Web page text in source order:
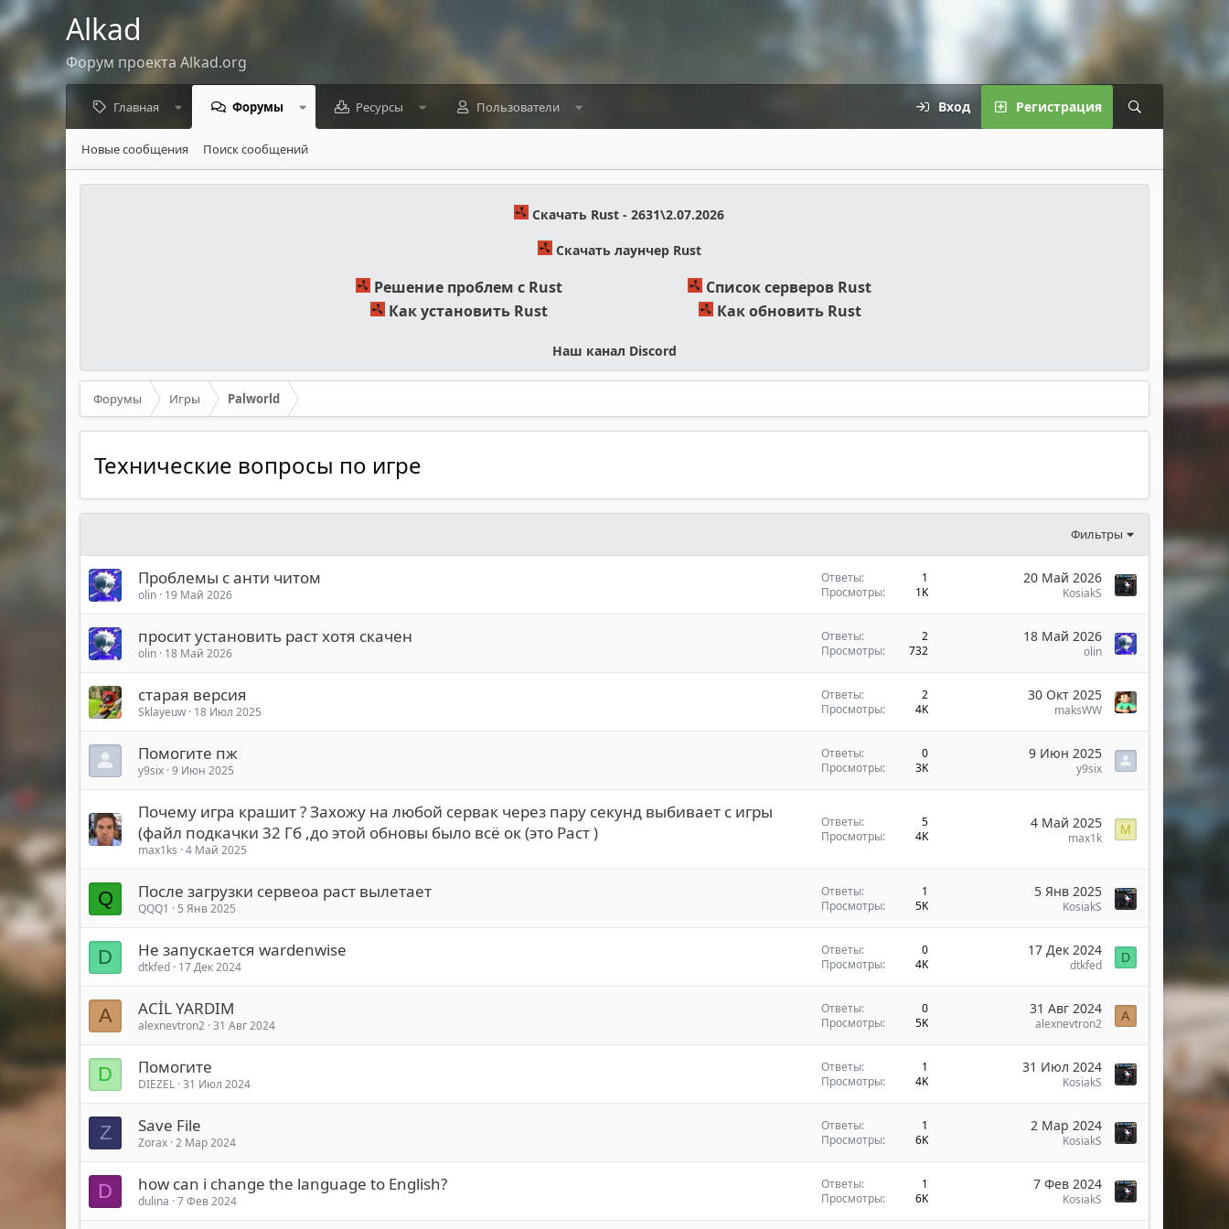
Alkad
Форум проекта Alkad.org
Главная Форумы Ресурсы Пользователи Вход Регистрация
Новые сообщения Поиск сообщений
Скачать Rust - 2631\2.07.2026
Скачать лаунчер Rust
Решение проблем с Rust
Список серверов Rust
Как установить Rust
Как обновить Rust
Наш канал Discord
Форумы Игры Palworld
Технические вопросы по игре
Фильтры
Проблемы с анти читом
olin 19 Май 2026
Ответы
1
Просмотры
1K
20 Май 2026
KosiakS
просит установить раст хотя скачен
olin 18 Май 2026
Ответы
2
Просмотры
732
18 Май 2026
olin
старая версия
Sklayeuw 18 Июл 2025
Ответы
2
Просмотры
4K
30 Окт 2025
maksWW
Помогите пж
y9six 9 Июн 2025
Ответы
0
Просмотры
3K
9 Июн 2025
y9six
Почему игра крашит ? Захожу на любой сервак через пару секунд выбивает с игры
(файл подкачки 32 Гб ,до этой обновы было всё ок (это Раст )
max1ks 4 Май 2025
Ответы
5
Просмотры
4K
4 Май 2025
max1k
M
Q После загрузки сервеоа раст вылетает
QQQ1 5 Янв 2025
Ответы
1
Просмотры
5K
5 Янв 2025
KosiakS
D Не запускается wardenwise
dtkfed 17 Дек 2024
Ответы
0
Просмотры
4K
17 Дек 2024
dtkfed
D
A ACİL YARDIM
alexnevtron2 31 Авг 2024
Ответы
0
Просмотры
5K
31 Авг 2024
alexnevtron2
A
D Помогите
DIEZEL 31 Июл 2024
Ответы
1
Просмотры
4K
31 Июл 2024
KosiakS
Z Save File
Zorax 2 Мар 2024
Ответы
1
Просмотры
6K
2 Мар 2024
KosiakS
D how can i change the language to English?
dulina 7 Фев 2024
Ответы
1
Просмотры
6K
7 Фев 2024
KosiakS